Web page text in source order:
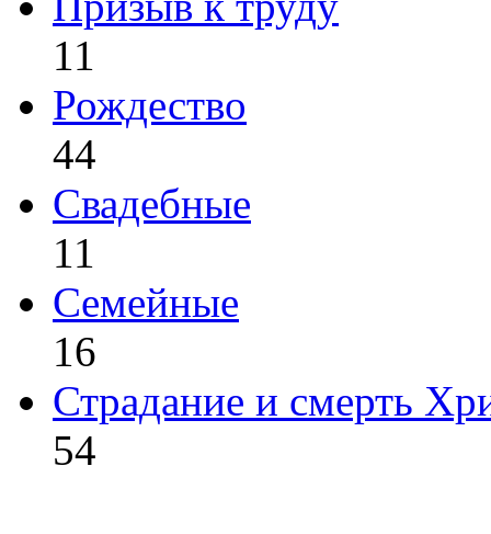
11
Рождество
44
Свадебные
11
Семейные
16
Страдание и смерть
54